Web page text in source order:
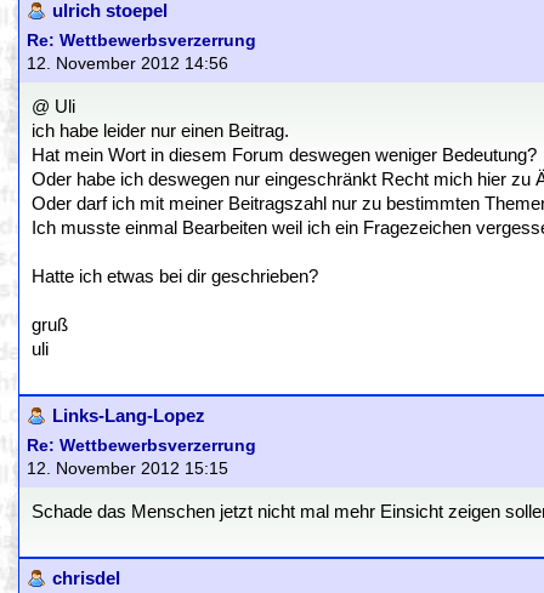
ulrich stoepel
Re: Wettbewerbsverzerrung
12. November 2012 14:56
@ Uli
ich habe leider nur einen Beitrag.
Hat mein Wort in diesem Forum deswegen weniger Bedeutung?
Oder habe ich deswegen nur eingeschränkt Recht mich hier zu
Oder darf ich mit meiner Beitragszahl nur zu bestimmten
Ich musste einmal Bearbeiten weil ich ein Fragezeichen
Hatte ich etwas bei dir geschrieben?
gruß
uli
Links-Lang-Lopez
Re: Wettbewerbsverzerrung
12. November 2012 15:15
Schade das Menschen jetzt nicht mal mehr Einsicht zeigen
chrisdel